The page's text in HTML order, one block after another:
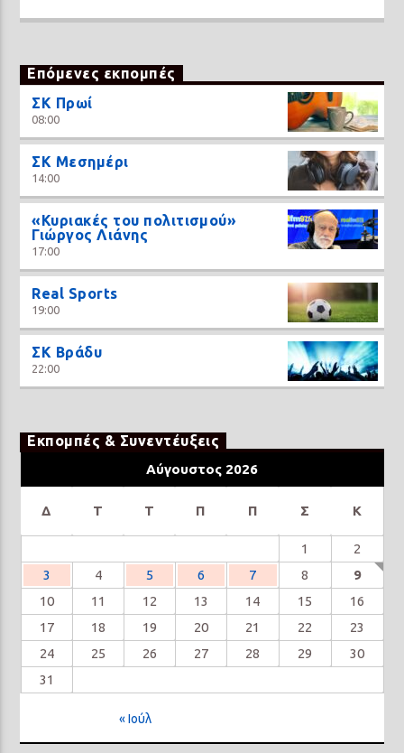
Επόμενες εκπομπές
ΣΚ Πρωί
08:00
ΣΚ Μεσημέρι
14:00
«Κυριακές του πολιτισμού»
Γιώργος Λιάνης
17:00
Real Sports
19:00
ΣΚ Βράδυ
22:00
Εκπομπές & Συνεντέυξεις
Αύγουστος 2026
Δ Τ Τ Π Π Σ Κ
1
2
3
4 5 6 7 8
9
10
11 12 13 14 15
16
17
18 19 20 21 22
23
24
25 26 27 28 29
30
31
« Ιούλ